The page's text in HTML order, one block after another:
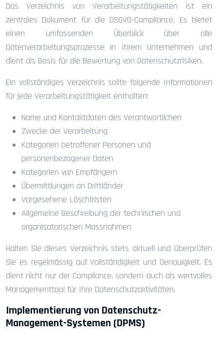
Das Verzeichnis von Verarbeitungstätigkeiten ist ein
zentrales Dokument für die DSGVO-Compliance. Es bietet
einen umfassenden Überblick über alle
Datenverarbeitungsprozesse in Ihrem Unternehmen und
dient als Basis für die Bewertung von Datenschutzrisiken.
Ein vollständiges Verzeichnis sollte folgende Informationen
für jede Verarbeitungstätigkeit enthalten:
Name und Kontaktdaten des Verantwortlichen
Zwecke der Verarbeitung
Kategorien betroffener Personen und
personenbezogener Daten
Kategorien von Empfängern
Übermittlungen an Drittländer
Vorgesehene Löschfristen
Allgemeine Beschreibung der technischen und
organisatorischen Massnahmen
Halten Sie dieses Verzeichnis stets aktuell und überprüfen
Sie es regelmässig auf Vollständigkeit und Genauigkeit. Es
dient nicht nur der Compliance, sondern auch als wertvolles
Managementtool für Ihre Datenschutzaktivitäten.
Implementierung von Datenschutz-
Management-Systemen (DPMS)